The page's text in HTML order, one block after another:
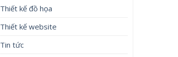
Thiết kế đồ họa
Thiết kế website
Tin tức